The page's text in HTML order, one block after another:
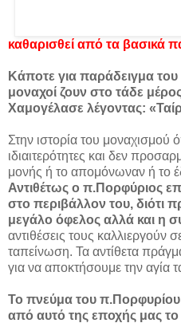
καθαρισθεί από τα βασικά
Κάποτε για παράδειγμα
μοναχοί ζουν στο τάδε
Χαμογέλασε λέγοντας:
Στην ιστορία του μοναχισμού
ιδιαιτερότητες και δεν
μονής ή το απομόνωναν ή το
Αντιθέτως ο π.Πορφύριος
στο περιβάλλον του, διότι
μεγάλο όφελος αλλά και η
αντιθέσεις τους καλλιεργούν
ταπείνωση. Τα αντίθετα
για να αποκτήσουμε την αγία
Το πνεύμα του π.Πορφυρίου
από αυτό της εποχής μας